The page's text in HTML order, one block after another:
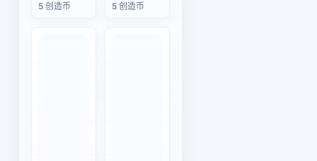
5 创造币 5 创造币